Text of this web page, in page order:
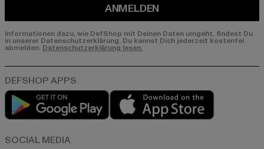
ANMELDEN
Informationen dazu, wie DefShop mit Deinen Daten umgeht, findest Du
in unserer Datenschutzerklärung. Du kannst Dich jederzeit kostenfei
abmelden. Datenschutzerklärung lesen.
Play market